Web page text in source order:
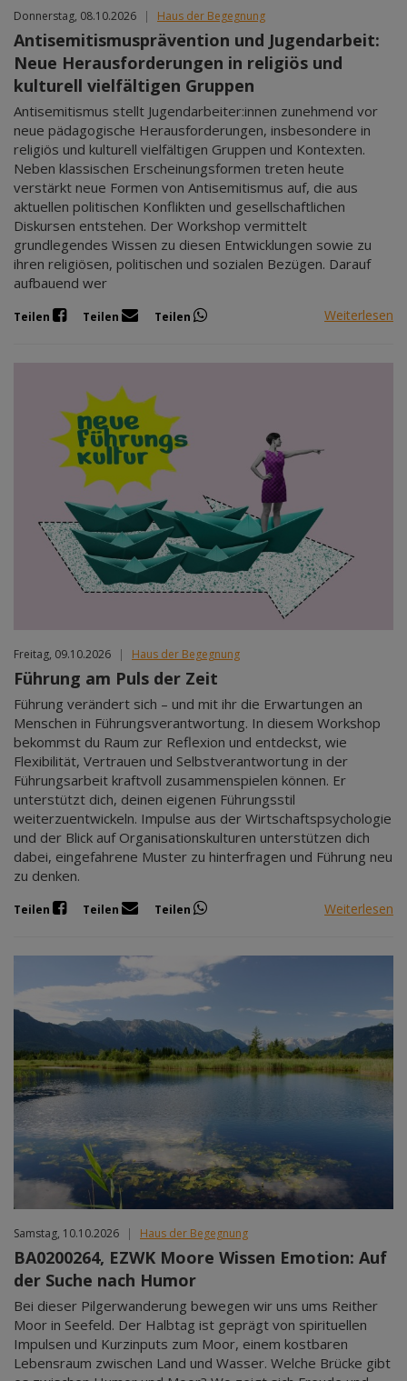
Donnerstag, 08.10.2026 | Haus der Begegnung
Antisemitismusprävention und Jugendarbeit:
Neue Herausforderungen in religiös und
kulturell vielfältigen Gruppen
Antisemitismus stellt Jugendarbeiter:innen zunehmend vor
neue pädagogische Herausforderungen, insbesondere in
religiös und kulturell vielfältigen Gruppen und Kontexten.
Neben klassischen Erscheinungsformen treten heute
verstärkt neue Formen von Antisemitismus auf, die aus
aktuellen politischen Konflikten und gesellschaftlichen
Diskursen entstehen. Der Workshop vermittelt
grundlegendes Wissen zu diesen Entwicklungen sowie zu
ihren religiösen, politischen und sozialen Bezügen. Darauf
aufbauend wer
Teilen Teilen Teilen Weiterlesen
Freitag, 09.10.2026 | Haus der Begegnung
Führung am Puls der Zeit
Führung verändert sich – und mit ihr die Erwartungen an
Menschen in Führungsverantwortung. In diesem Workshop
bekommst du Raum zur Reflexion und entdeckst, wie
Flexibilität, Vertrauen und Selbstverantwortung in der
Führungsarbeit kraftvoll zusammenspielen können. Er
unterstützt dich, deinen eigenen Führungsstil
weiterzuentwickeln. Impulse aus der Wirtschaftspsychologie
und der Blick auf Organisationskulturen unterstützen dich
dabei, eingefahrene Muster zu hinterfragen und Führung neu
zu denken.
Teilen Teilen Teilen Weiterlesen
Samstag, 10.10.2026 | Haus der Begegnung
BA0200264, EZWK Moore Wissen Emotion: Auf
der Suche nach Humor
Bei dieser Pilgerwanderung bewegen wir uns ums Reither
Moor in Seefeld. Der Halbtag ist geprägt von spirituellen
Impulsen und Kurzinputs zum Moor, einem kostbaren
Lebensraum zwischen Land und Wasser. Welche Brücke gibt